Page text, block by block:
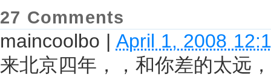
27 Comments
maincoolbo | April 1, 2008
来北京四年，，和你差的太远